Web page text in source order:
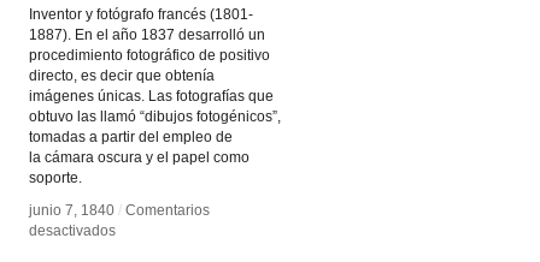
Inventor y fotógrafo francés (1801-
1887). En el año 1837 desarrolló un
procedimiento fotográfico de positivo
directo, es decir que obtenía
imágenes únicas. Las fotografías que
obtuvo las llamó “dibujos fotogénicos”,
tomadas a partir del empleo de
la cámara oscura y el papel como
soporte.
junio 7, 1840 / Comentarios
desactivadosen
junio 7, 1840 / Comentarios
desactivadosen